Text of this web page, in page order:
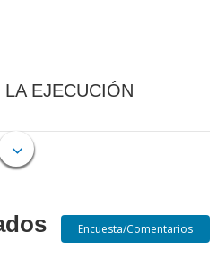
EJECUCIÓN
Encuesta/Comentarios